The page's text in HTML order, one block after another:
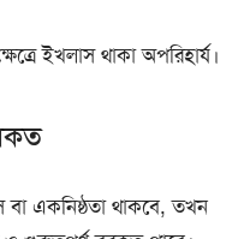
ইখলাস থাকা অপরিহার্য।
একনিষ্ঠতা থাকবে, তখন